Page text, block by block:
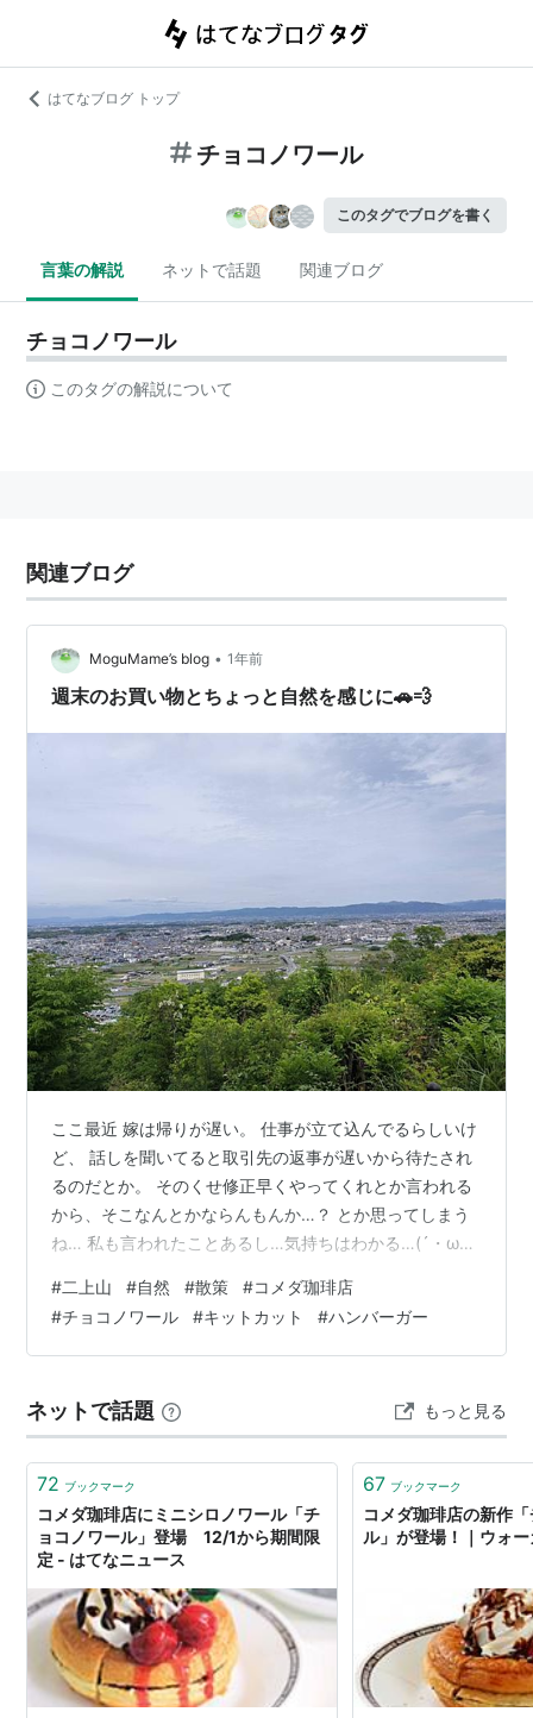
はてなブログ トップ
チョコノワール
このタグでブログを書く
言葉の解説 ネットで話題 関連ブログ
チョコノワール
このタグの解説について
関連ブログ
MoguMame’s blog • 1年前
週末のお買い物とちょっと自然を感じに🚗💨
ここ最近 嫁は帰りが遅い。 仕事が立て込んでるらしいけ
ど、 話しを聞いてると取引先の返事が遅いから待たされ
るのだとか。 そのくせ修正早くやってくれとか言われる
から、そこなんとかならんもんか…？ とか思ってしまう
ね… 私も言われたことあるし…気持ちはわかる…(´・ω・
たまっているこの頃。 イライラの矛先は主に私のお腹。
プヨプヨしてるからダメージはほぼ無し。 このために蓄
えてるからね…！(｀・ω・´) それはさておき… 公園散歩
から自然を感じたいそうな。 てことで買い物前に訪れた
近場にある「…
#二上山 #自然 #散策 #コメダ珈琲店
#チョコノワール #キットカット #ハンバーガー
ネットで話題 もっと見る
72 ブックマーク
コメダ珈琲店にミニシロノワール「チ
ョコノワール」登場 12/1から期間限
定 - はてなニュース
67 ブックマーク
コメダ珈琲店の新作
ル」が登場！｜ウォ